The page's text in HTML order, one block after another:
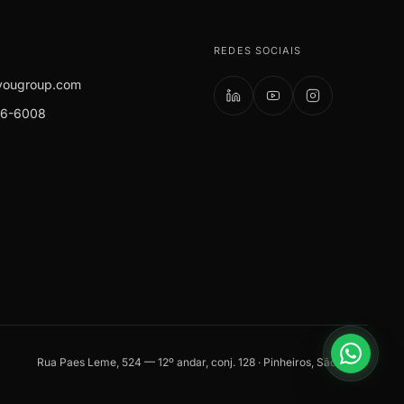
6008
REDES SOCIAIS
Rua Paes Leme, 524 — 12º andar, conj. 128 · Pinheiros, São Paulo